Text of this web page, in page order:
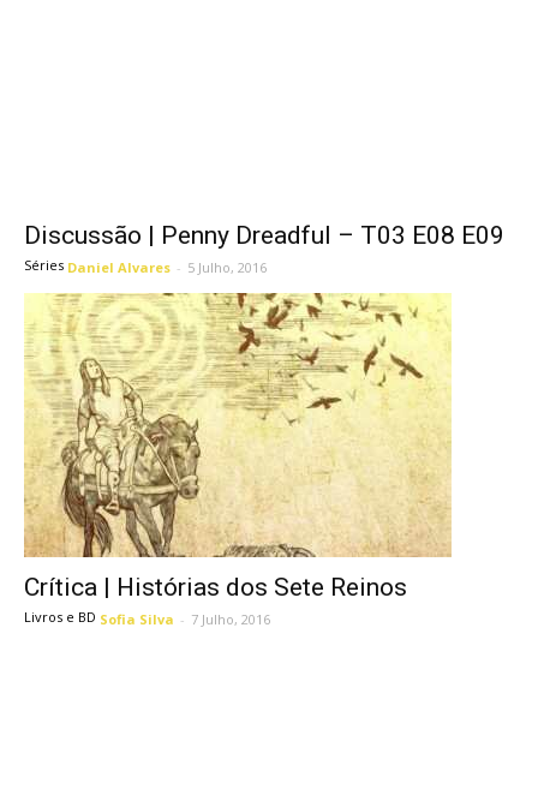
Discussão | Penny Dreadful – T03 E08 E09
Séries Daniel Alvares - 5 Julho, 2016
Crítica | Histórias dos Sete Reinos
Livros e BD Sofia Silva - 7 Julho, 2016